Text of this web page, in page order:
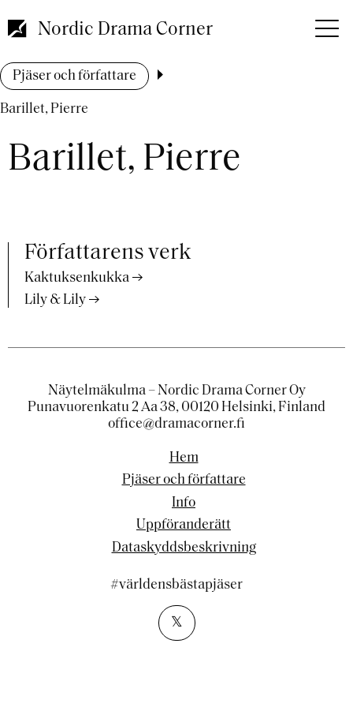
till
huvudinnehåll
Nordic Drama Corner
Länkstig
Pjäser och författare
Barillet, Pierre
Barillet, Pierre
Författarens verk
Kaktuksenkukka
Lily & Lily
Näytelmäkulma – Nordic Drama Corner Oy
Punavuorenkatu 2 Aa 38, 00120 Helsinki, Finland
office@dramacorner.fi
Hem
Pjäser och författare
Info
Uppföranderätt
Dataskyddsbeskrivning
#världensbästapjäser
𝕏